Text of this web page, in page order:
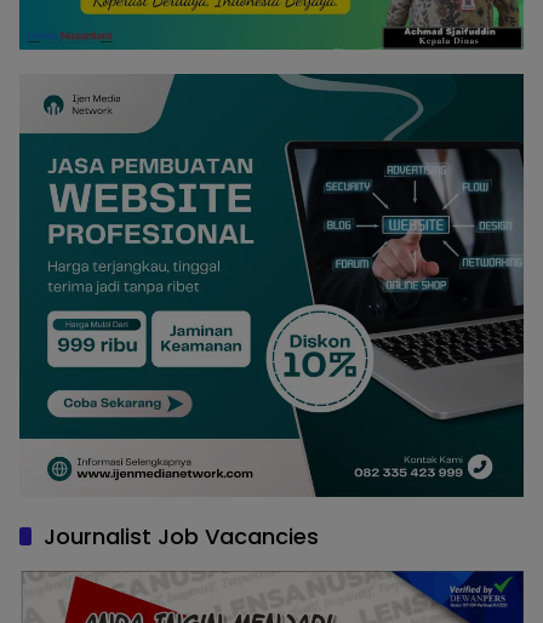
Journalist Job Vacancies